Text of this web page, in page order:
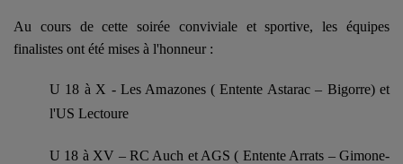
Au cours de cette soirée conviviale et sportive, les équipes
finalistes ont été mises à l'honneur :
U 18 à X - Les Amazones ( Entente Astarac – Bigorre) et
l'US Lectoure
U 18 à XV – RC Auch et AGS ( Entente Arrats – Gimone-